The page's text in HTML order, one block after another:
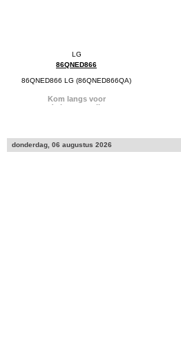
86QNED866
86QNED866 LG (86QNED866QA)
donderdag, 06 augustus 2026